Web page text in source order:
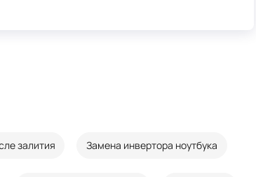
залития Замена инвертора ноутбука